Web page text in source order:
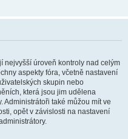
nejvyšší úroveň kontroly nad celým
aspekty fóra, včetně nastavení
skupin nebo
která jsou jim udělena
Administrátoři také můžou mít ve
opět v závislosti na nastavení